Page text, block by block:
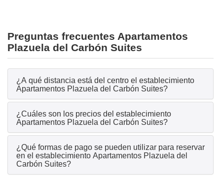
Preguntas frecuentes Apartamentos
Plazuela del Carbón Suites
¿A qué distancia está del centro el establecimiento
Apartamentos Plazuela del Carbón Suites?
¿Cuáles son los precios del establecimiento
Apartamentos Plazuela del Carbón Suites?
¿Qué formas de pago se pueden utilizar para reservar
en el establecimiento Apartamentos Plazuela del
Carbón Suites?